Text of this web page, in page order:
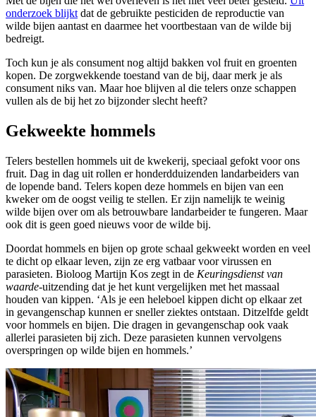
onderzoek blijkt dat de gebruikte pesticiden de reproductie van
wilde bijen aantast en daarmee het voortbestaan van de wilde bij
bedreigt.
Toch kun je als consument nog altijd bakken vol fruit en groenten
kopen. De zorgwekkende toestand van de bij, daar merk je als
consument niks van. Maar hoe blijven al die telers onze schappen
vullen als de bij het zo bijzonder slecht heeft?
Gekweekte hommels
Telers bestellen hommels uit de kwekerij, speciaal gefokt voor ons
fruit. Dag in dag uit rollen er honderdduizenden landarbeiders van
de lopende band. Telers kopen deze hommels en bijen van een
kweker om de oogst veilig te stellen. Er zijn namelijk te weinig
wilde bijen over om als betrouwbare landarbeider te fungeren. Maar
ook dit is geen goed nieuws voor de wilde bij.
Doordat hommels en bijen op grote schaal gekweekt worden en veel
te dicht op elkaar leven, zijn ze erg vatbaar voor virussen en
parasieten. Bioloog Martijn Kos zegt in de Keuringsdienst van
waarde-uitzending dat je het kunt vergelijken met het massaal
houden van kippen. ‘Als je een heleboel kippen dicht op elkaar zet
in gevangenschap kunnen er sneller ziektes ontstaan. Ditzelfde geldt
voor hommels en bijen. Die dragen in gevangenschap ook vaak
allerlei parasieten bij zich. Deze parasieten kunnen vervolgens
overspringen op wilde bijen en hommels.’